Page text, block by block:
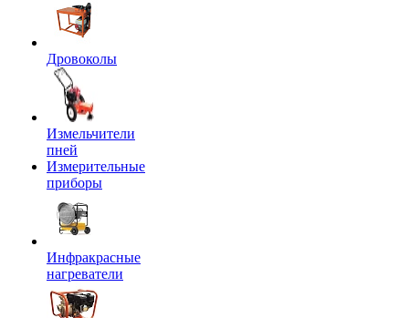
Дровоколы
Измельчители
пней
Измерительные
приборы
Инфракрасные
нагреватели